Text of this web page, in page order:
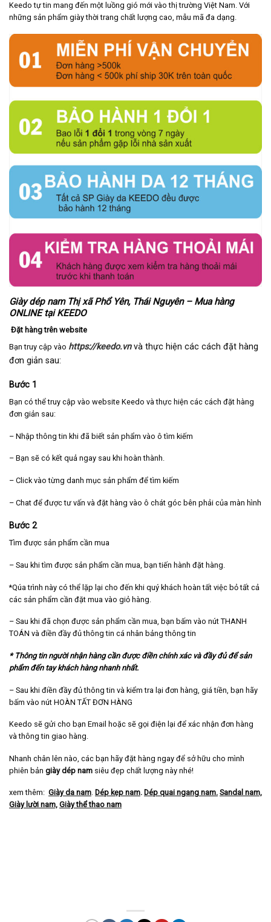
Keedo tự tin mang đến một luồng gió mới vào thị trường Việt Nam. Với
những sản phẩm giày thời trang chất lượng cao, mẫu mã đa dạng.
Giày dép nam Thị xã Phổ Yên, Thái Nguyên – Mua hàng
ONLINE tại KEEDO
Đặt hàng trên website
Bạn truy cập vào https://keedo.vnvà thực hiện các cách đặt hàng
đơn giản sau:
Bước 1
Bạn có thể truy cập vào website Keedo và thực hiện các cách đặt hàng
đơn giản sau:
– Nhập thông tin khi đã biết sản phẩm vào ô tìm kiếm
– Bạn sẽ có kết quả ngay sau khi hoàn thành.
– Click vào từng danh mục sản phẩm để tìm kiếm
– Chat để được tư vấn và đặt hàng vào ô chát góc bên phải của màn hình
Bước 2
Tìm được sản phẩm cần mua
– Sau khi tìm được sản phẩm cần mua, bạn tiến hành đặt hàng.
*Qúa trình này có thể lặp lại cho đến khi quý khách hoàn tất việc bỏ tất cả
các sản phẩm cần đặt mua vào giỏ hàng.
– Sau khi đã chọn được sản phẩm cần mua, bạn bấm vào nút THANH
TOÁN và điền đầy đủ thông tin cá nhân bảng thông tin
* Thông tin người nhận hàng cần được điền chính xác và đầy đủ để sản
phẩm đến tay khách hàng nhanh nhất.
– Sau khi điền đầy đủ thông tin và kiểm tra lại đơn hàng, giá tiền, bạn hãy
bấm vào nút HOÀN TẤT ĐƠN HÀNG
Keedo sẽ gửi cho bạn Email hoặc sẽ gọi điện lại để xác nhận đơn hàng
và thông tin giao hàng.
Nhanh chân lên nào, các bạn hãy đặt hàng ngay để sở hữu cho mình
phiên bản giày dép nam siêu đẹp chất lượng này nhé!
xem thêm: Giày da nam. Dép kẹp nam. Dép quai ngang nam. Sandal nam,
Giày lười nam, Giày thể thao nam